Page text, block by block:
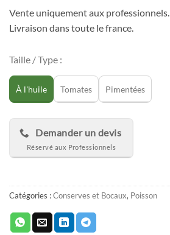
Vente uniquement aux professionnels.
Livraison dans toute le france.
Taille / Type :
À l'huile Tomates Pimentées
Demander un devis
Catégories :Conserves et Bocaux, Poisson